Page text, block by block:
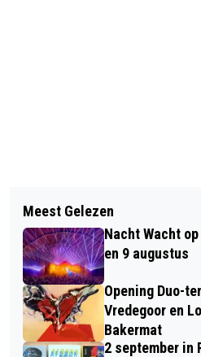
TIPS VAN DE
VERMINDER
DE FEESTDAGEN
OVEREENKOMST
ZZP'ER MAG DIRECT
WORDEN
Meest Gelezen
Nacht Wacht
en 9 augustus
Opening Duo-
Vredegoor en
Bakermat
2 september in